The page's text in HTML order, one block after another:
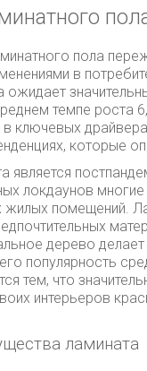
пола
в
темпе роста
ключевых
которые
является
локдаунов
помещений.
дерево
популярность
тем, что
интерьеров
ламината